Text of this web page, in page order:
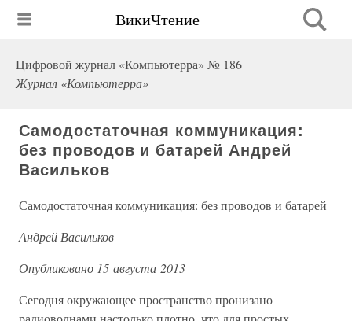
ВикиЧтение
Цифровой журнал «Компьютерра» № 186
Журнал «Компьютерра»
Самодостаточная коммуникация:
без проводов и батарей Андрей
Васильков
Самодостаточная коммуникация: без проводов и батарей
Андрей Васильков
Опубликовано 15 августа 2013
Сегодня окружающее пространство пронизано